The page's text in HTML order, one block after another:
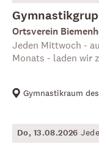
Ortsverein
Jeden Mittwoch -
Monats - laden wir
Gymnastikraum
Do, 13.08.2026